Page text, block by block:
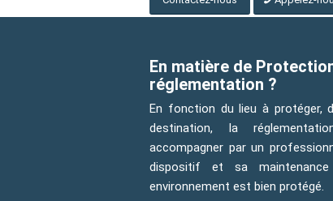
En matière de
réglementation ?
En fonction du lieu à protéger,
destination, la
accompagner par un
dispositif et sa
environnement est bien protégé.